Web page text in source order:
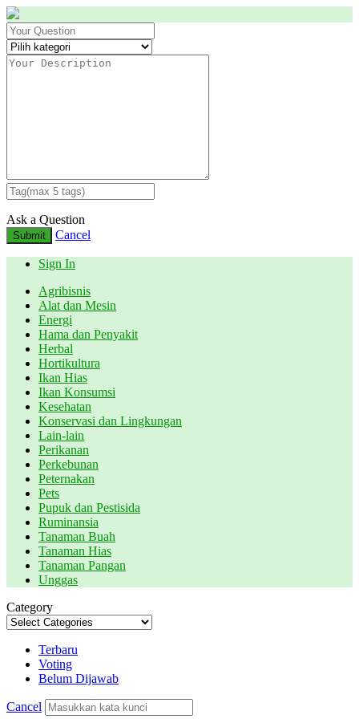
Ask a Question
Submit Cancel
Sign In
Agribisnis
Alat dan Mesin
Energi
Hama dan Penyakit
Herbal
Hortikultura
Ikan Hias
Ikan Konsumsi
Kesehatan
Konservasi dan Lingkungan
Lain-lain
Perikanan
Perkebunan
Peternakan
Pets
Pupuk dan Pestisida
Ruminansia
Tanaman Buah
Tanaman Hias
Tanaman Pangan
Unggas
Category
Terbaru
Voting
Belum Dijawab
Cancel